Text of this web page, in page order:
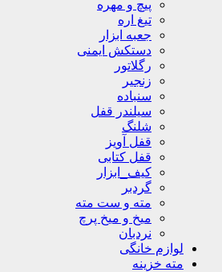
پیچ و مهره
تیغ اره
جعبه ابزار
دستکش ایمنی
رگلاتور
زنجیر
سنباده
سیلندر قفل
شلنگ
قفل آویز
قفل کتابی
کیف_ابزار
گردبر
مته و ست مته
میخ و میخ پرچ
نردبان
لوازم خانگی
مته خزینه